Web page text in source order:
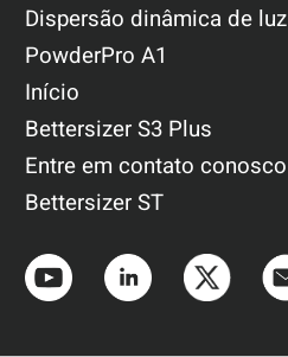
Dispersão dinâmica de luz
PowderPro A1
Início
Bettersizer S3 Plus
Entre em contato conosco
Bettersizer ST